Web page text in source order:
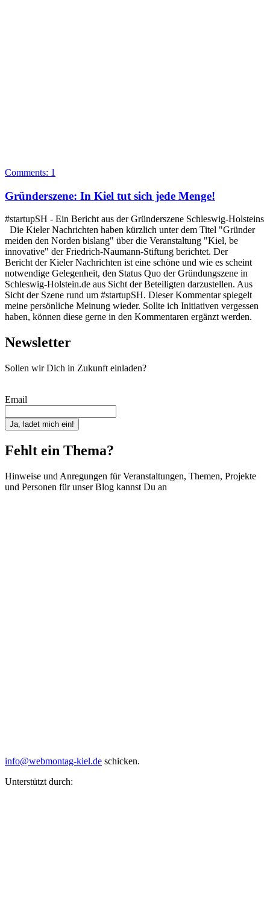
Comments: 1
Gründerszene: In Kiel tut sich jede Menge!
#startupSH - Ein Bericht aus der Gründerszene Schleswig-Holsteins
Die Kieler Nachrichten haben kürzlich unter dem Titel "Gründer
meiden den Norden bislang" über die Veranstaltung "Kiel, be
innovative" der Friedrich-Naumann-Stiftung berichtet. Der
Bericht der Kieler Nachrichten ist eine schöne und wie es scheint
notwendige Gelegenheit, den Status Quo der Gründungszene in
Schleswig-Holstein.de aus Sicht der Beteiligten darzustellen. Aus
Sicht der Szene rund um #startupSH. Dieser Kommentar spiegelt
meine persönliche Meinung wieder. Sollte ich Initiativen vergessen
haben, können diese gerne in den Kommentaren ergänzt werden.
Newsletter
Sollen wir Dich in Zukunft einladen?
Email
Ja, ladet mich ein!
Fehlt ein Thema?
Hinweise und Anregungen für Veranstaltungen, Themen, Projekte
und Personen für unser Blog kannst Du an
info@webmontag-kiel.de schicken.
Unterstützt durch: